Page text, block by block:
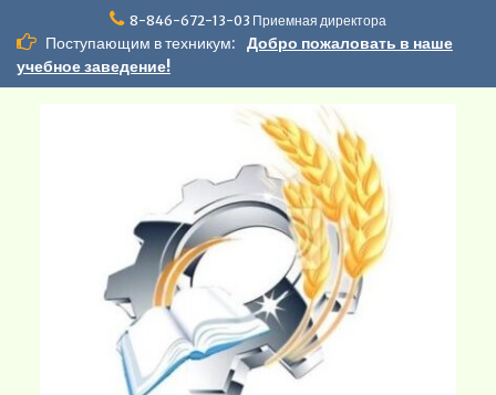
содержимому
8-846-672-13-03 Приемная директора
Поступающим в техникум:
Добро пожаловать в наше
учебное заведение!